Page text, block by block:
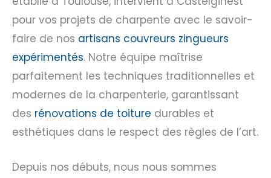
pour vos projets de charpente avec le savoir-
faire de nos artisans couvreurs zingueurs
expérimentés. Notre équipe maîtrise
parfaitement les techniques traditionnelles et
modernes de la charpenterie, garantissant
des rénovations de toiture durables et
esthétiques dans le respect des règles de l’art.
Depuis nos débuts, nous nous sommes